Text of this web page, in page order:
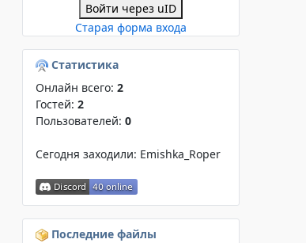
Войти через uID
Старая форма входа
Статистика
Онлайн всего: 2
Гостей: 2
Пользователей: 0
Сегодня заходили: Emishka_Roper
Последние файлы